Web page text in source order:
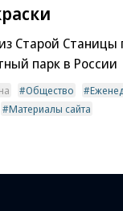
Старой
парк в России
Общество
Материалы сайта